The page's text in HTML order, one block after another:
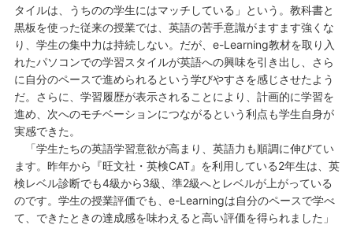
タイルは、うちのの学生にはマッチしている」という。教科書と
黒板を使った従来の授業では、英語の苦手意識がますます強くな
り、学生の集中力は持続しない。だが、e-Learning教材を取り入
れたパソコンでの学習スタイルが英語への興味を引き出し、さら
に自分のペースで進められるという学びやすさを感じさせたよう
だ。さらに、学習履歴が表示されることにより、計画的に学習を
進め、次へのモチベーションにつながるという利点も学生自身が
実感できた。
「学生たちの英語学習意欲が高まり、英語力も順調に伸びてい
ます。昨年から『旺文社・英検CAT』を利用している2年生は、英
検レベル診断でも4級から3級、準2級へとレベルが上がっている
のです。学生の授業評価でも、e-Learningは自分のペースで学べ
て、できたときの達成感を味わえると高い評価を得られました」